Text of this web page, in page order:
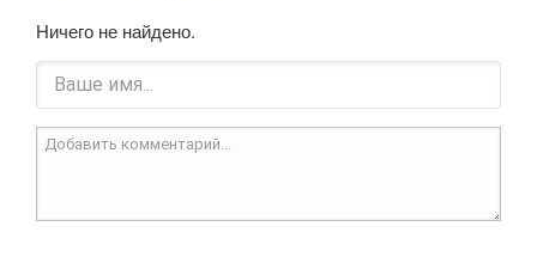
Ничего не найдено.